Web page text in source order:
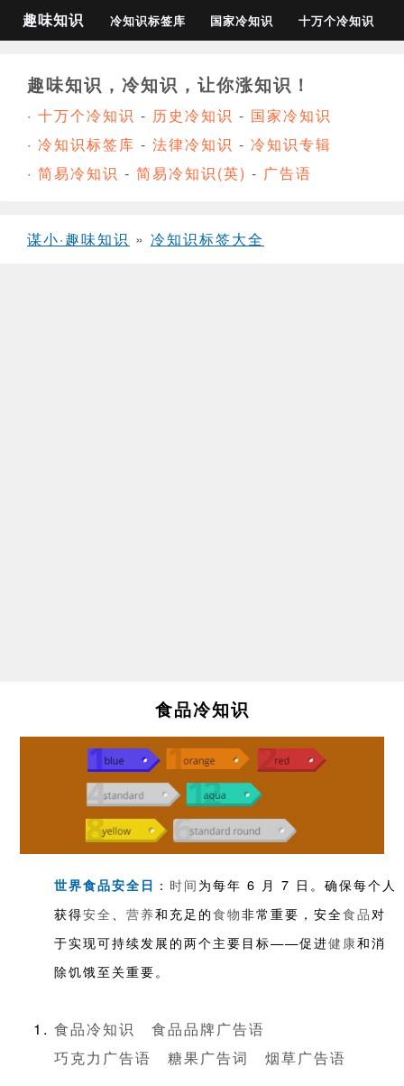
趣味知识 冷知识标签库 国家冷知识 十万个冷知识
趣味知识，冷知识，让你涨知识！
· 十万个冷知识 - 历史冷知识 - 国家冷知识
· 冷知识标签库 - 法律冷知识 - 冷知识专辑
· 简易冷知识 - 简易冷知识(英) - 广告语
谋小·趣味知识 » 冷知识标签大全
食品冷知识
世界食品安全日 ： 时间为每年 6 月 7 日。确保每个人
获得安全 营养和充足的食物非常重要，安全食品对
于实现可持续发展的两个主要目标——促进健康和消
除饥饿至关重要。
食品冷知识
食品品牌广告语
巧克力广告语
糖果广告词
烟草广告语